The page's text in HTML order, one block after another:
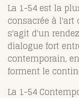
La 1-54 est la
consacrée à
s'agit d'un
dialogue fort
contemporain,
forment le
La 1-54